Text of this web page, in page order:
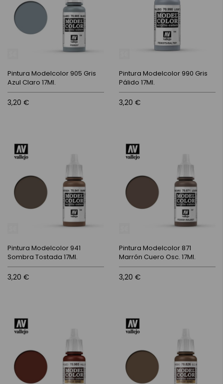
Pintura Modelcolor 905 Gris
Azul Claro 17Ml.
3,20 €
Pintura Modelcolor 990 Gris
Pálido 17Ml.
3,20 €
Pintura Modelcolor 941
Sombra Tostada 17Ml.
3,20 €
Pintura Modelcolor 871
Marrón Cuero Osc. 17Ml.
3,20 €